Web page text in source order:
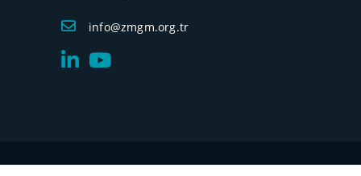
info@zmgm.org.tr